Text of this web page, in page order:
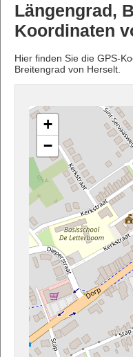
Längengrad,
Koordinaten
Hier finden Sie die GPS-
Breitengrad von Herselt.
+
−